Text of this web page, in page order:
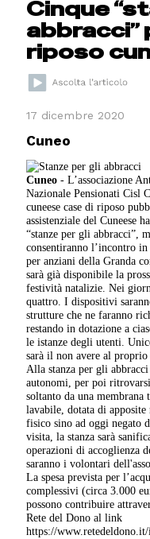
Cinque
abbracci”
riposo
17 dicembre 2020
Cuneo
Cuneo - L’associazione
Nazionale Pensionati Cisl
cuneese case di riposo
assistenziale del Cuneese
“stanze per gli abbracci”,
consentiranno l’incontro
per anziani della Granda
sarà già disponibile la
festività natalizie. Nei
quattro. I dispositivi
strutture che ne faranno
restando in dotazione a
le istanze degli utenti.
sarà il non avere al
Alla stanza per gli abbracci
autonomi, per poi
soltanto da una membrana
lavabile, dotata di
fisico sino ad oggi negato
visita, la stanza sarà
operazioni di accoglienza
saranno i volontari
La spesa prevista per
complessivi (circa 3.000
possono contribuire
Rete del Dono al link
https://